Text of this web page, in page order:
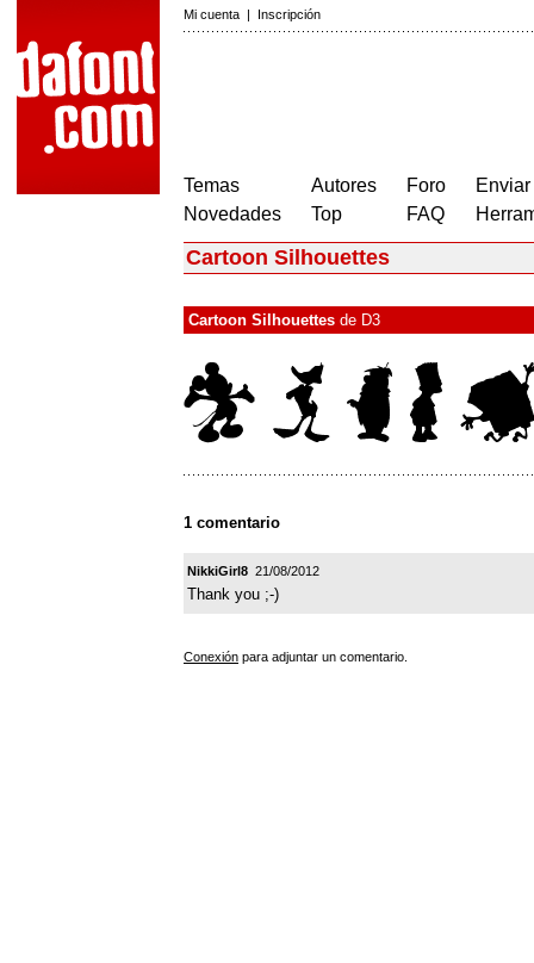
Mi cuenta | Inscripción
Temas
Novedades
Autores
Top
Foro
FAQ
Cartoon Silhouettes
Cartoon Silhouettes de D3
1 comentario
NikkiGirl8 21/08/2012
Thank you ;-)
Conexión para adjuntar un comentario.